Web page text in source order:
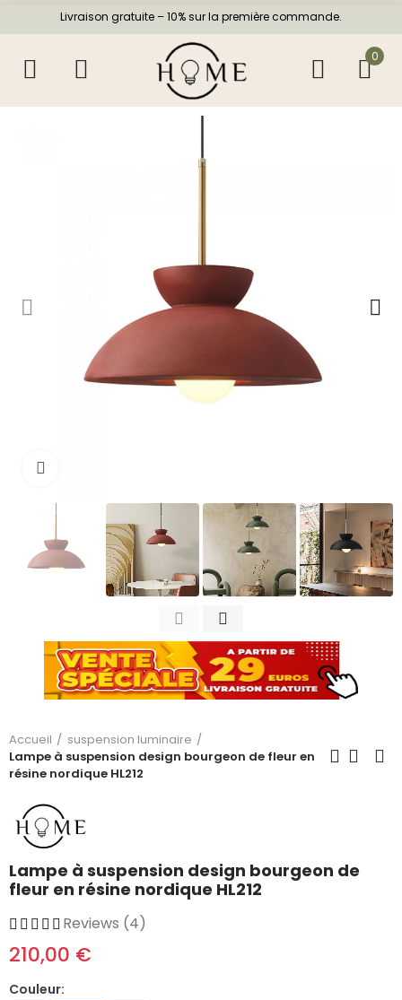
Livraison gratuite – 10% sur la première commande.
0
Accueil
suspension luminaire
Lampe à suspension design bourgeon de fleur en
résine nordique HL212
Lampe à suspension design bourgeon de
fleur en résine nordique HL212
Reviews (4)
210,00 €
Couleur